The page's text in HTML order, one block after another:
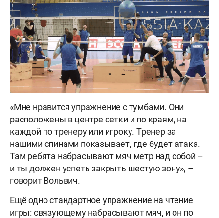
«Мне нравится упражнение с тумбами. Они
расположены в центре сетки и по краям, на
каждой по тренеру или игроку. Тренер за
нашими спинами показывает, где будет атака.
Там ребята набрасывают мяч метр над собой –
и ты должен успеть закрыть шестую зону», –
говорит Вольвич.
Ещё одно стандартное упражнение на чтение
игры: связующему набрасывают мяч, и он по